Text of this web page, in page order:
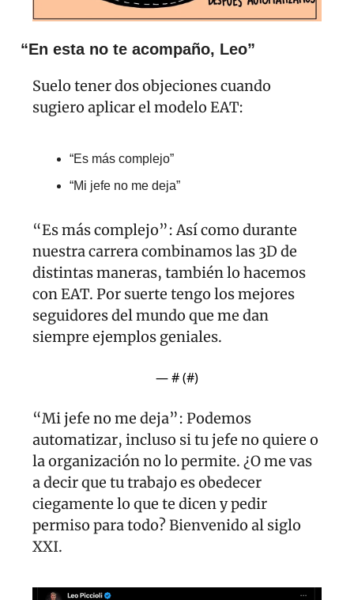
“En esta no te acompaño, Leo”
Suelo tener dos objeciones cuando
sugiero aplicar el modelo EAT:
“Es más complejo”
“Mi jefe no me deja”
“Es más complejo”: Así como durante
nuestra carrera combinamos las 3D de
distintas maneras, también lo hacemos
con EAT. Por suerte tengo los mejores
seguidores del mundo que me dan
siempre ejemplos geniales.
— # (#)
“Mi jefe no me deja”: Podemos
automatizar, incluso si tu jefe no quiere o
la organización no lo permite. ¿O me vas
a decir que tu trabajo es obedecer
ciegamente lo que te dicen y pedir
permiso para todo? Bienvenido al siglo
XXI.